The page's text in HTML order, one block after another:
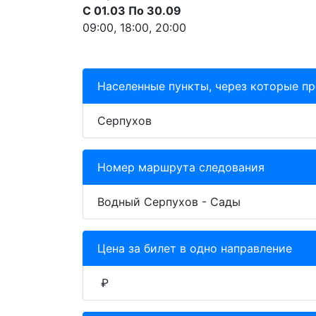
С 01.03 По 30.09
09:00, 18:00, 20:00
Населенные пункты, через которые
Серпухов
Номер маршрута следования
Водный Серпухов - Сады
Цена за билет в одно направление
₽